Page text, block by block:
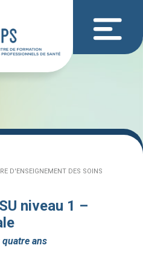
D'ENSEIGNEMENT DES SOINS
niveau 1 –
ans